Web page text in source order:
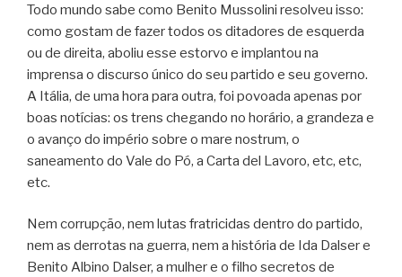
Todo mundo sabe como Benito Mussolini resolveu isso:
como gostam de fazer todos os ditadores de esquerda
ou de direita, aboliu esse estorvo e implantou na
imprensa o discurso único do seu partido e seu governo.
A Itália, de uma hora para outra, foi povoada apenas por
boas notícias: os trens chegando no horário, a grandeza e
o avanço do império sobre o mare nostrum, o
saneamento do Vale do Pó, a Carta del Lavoro, etc, etc,
etc.
Nem corrupção, nem lutas fratricidas dentro do partido,
nem as derrotas na guerra, nem a história de Ida Dalser e
Benito Albino Dalser, a mulher e o filho secretos de